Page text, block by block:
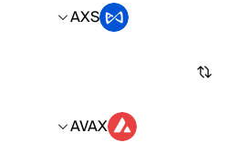
AXS
AVAX